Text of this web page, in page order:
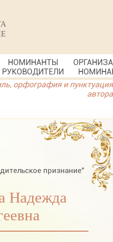
НОМИНАНТЫ
РУКОВОДИТЕЛИ
орфография и пунктуация
автора
признание"
Надежда